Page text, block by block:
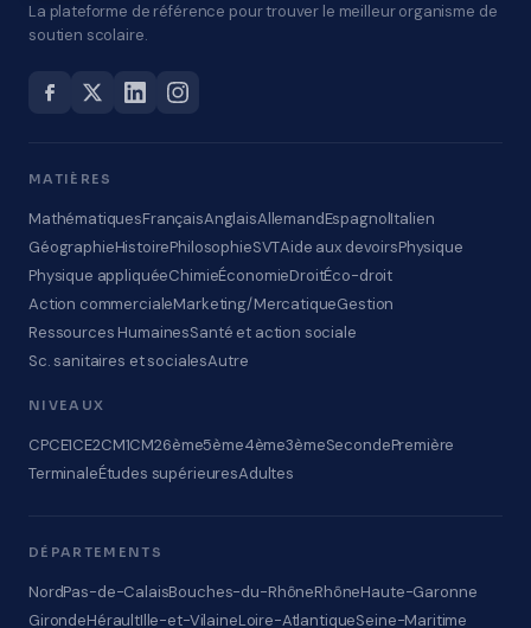
La plateforme de référence pour trouver le meilleur organisme de
soutien scolaire.
MATIÈRES
MathématiquesFrançaisAnglaisAllemandEspagnolItalien
GéographieHistoirePhilosophieSVTAide aux devoirsPhysique
Physique appliquéeChimieÉconomieDroitÉco-droit
Action commercialeMarketing/MercatiqueGestion
Ressources HumainesSanté et action sociale
Sc. sanitaires et socialesAutre
NIVEAUX
CPCE1CE2CM1CM26ème5ème4ème3èmeSecondePremière
TerminaleÉtudes supérieuresAdultes
DÉPARTEMENTS
NordPas-de-CalaisBouches-du-RhôneRhôneHaute-Garonne
GirondeHéraultIlle-et-VilaineLoire-AtlantiqueSeine-Maritime